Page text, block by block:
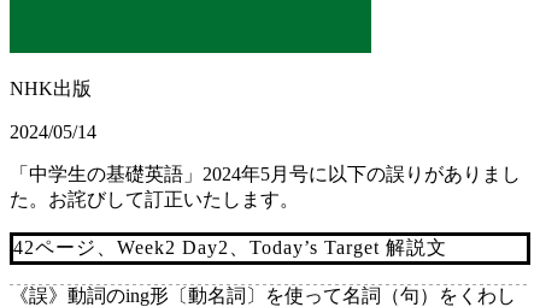
NHK出版
2024/05/14
「中学生の基礎英語」2024年5月号に以下の誤りがありまし
た。お詫びして訂正いたします。
42ページ、Week2 Day2、Today’s Target 解説文
《誤》 動詞のing形〔動名詞〕を使って名詞（句）をくわし